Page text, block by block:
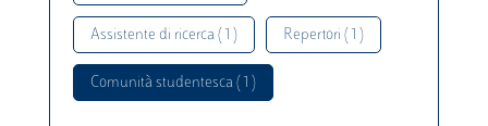
Assistente di ricerca ( 1 ) Repertori ( 1 )
Comunità studentesca ( 1 )